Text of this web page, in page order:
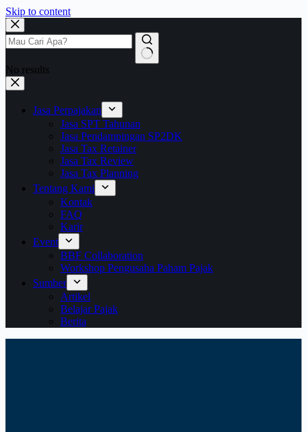
Skip to content
No results
Jasa Perpajakan
Jasa SPT Tahunan
Jasa Pendampingan SP2DK
Jasa Tax Retainer
Jasa Tax Review
Jasa Tax Planning
Tentang Kami
Kontak
FAQ
Karir
Event
BBF Collaboration
Workshop Pengusaha Paham Pajak
Sumber
Artikel
Belajar Pajak
Berita